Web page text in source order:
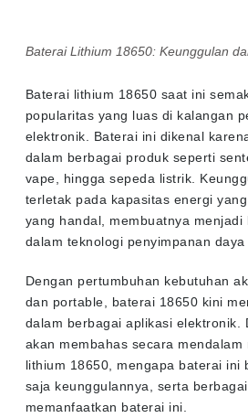
Baterai Lithium 18650: Keunggulan
Baterai lithium 18650 saat ini
popularitas yang luas di kalangan
elektronik. Baterai ini dikenal
dalam berbagai produk seperti
vape, hingga sepeda listrik.
terletak pada kapasitas energi
yang handal, membuatnya menjadi
dalam teknologi penyimpanan daya
Dengan pertumbuhan kebutuhan
dan portable, baterai 18650 kini
dalam berbagai aplikasi elektronik.
akan membahas secara mendalam
lithium 18650, mengapa baterai ini
saja keunggulannya, serta
memanfaatkan baterai ini.